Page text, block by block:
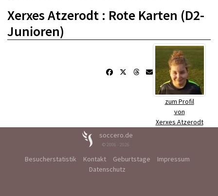
Xerxes Atzerodt : Rote Karten (D2-
Junioren)
zum Profil
von
Xerxes Atzerodt
soccero.de
© 2006 - 2026
Besucherstatistik Kontakt Geburtstage
Impressum
Datenschutz